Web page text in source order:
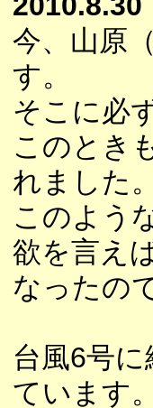
今、山原
す。
そこに必
このとき
れました。
このよう
欲を言え
なったの
台風6号
ています。